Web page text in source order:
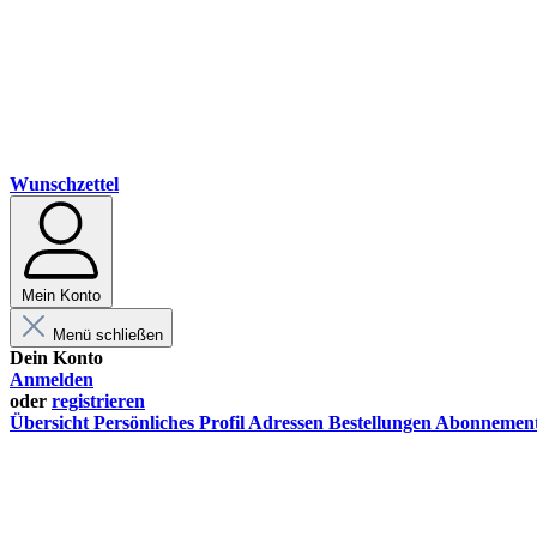
Wunschzettel
Mein Konto
Menü schließen
Dein Konto
Anmelden
oder registrieren
Übersicht Persönliches Profil Adressen Bestellungen